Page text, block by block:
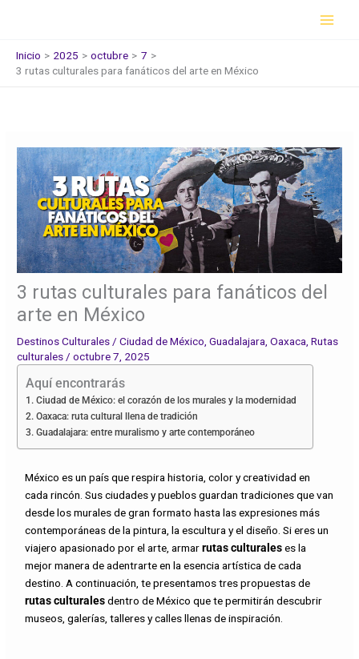
Inicio
2025 octubre
7
3 rutas culturales para fanáticos del arte en México
3 rutas culturales para fanáticos del
arte en México
Destinos Culturales/Ciudad de México,Guadalajara,Oaxaca,Rutas
culturales/octubre 7, 2025
Aquí encontrarás
Ciudad de México: el corazón de los murales y la modernidad
Oaxaca: ruta cultural llena de tradición
Guadalajara: entre muralismo y arte contemporáneo
México es un país que respira historia, color y creatividad en
cada rincón. Sus ciudades y pueblos guardan tradiciones que van
desde los murales de gran formato hasta las expresiones más
contemporáneas de la pintura, la escultura y el diseño. Si eres un
viajero apasionado por el arte, armarrutas culturaleses la
mejor manera de adentrarte en la esencia artística de cada
destino. A continuación, te presentamos tres propuestas de
rutas culturalesdentro de México que te permitirán descubrir
museos, galerías, talleres y calles llenas de inspiración.